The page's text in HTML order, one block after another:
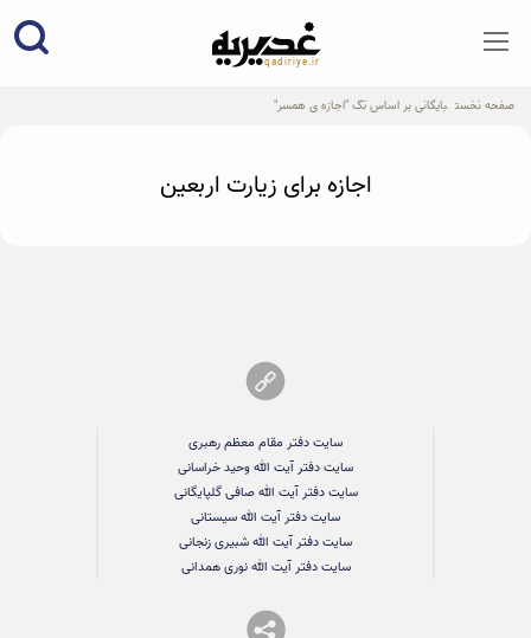
qadiriye.ir
نشریه ی غدیریه-بیانات استاد
صفحه نخست بایگانی بر اساس تگ "اجازه ی همسر"
اجازه برای زیارت اربعین
سایت دفتر مقام معظم رهبری
سایت دفتر آیت الله وحید خراسانی
سایت دفتر آیت الله صافی گلپایگانی
سایت دفتر آیت الله سیستانی
سایت دفتر آیت الله شبیری زنجانی
سایت دفتر آیت الله نوری همدانی